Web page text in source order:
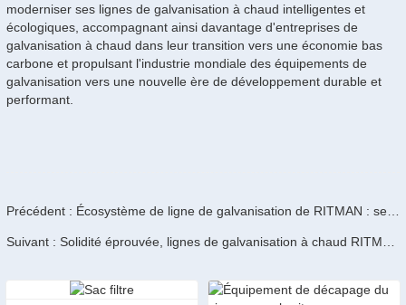
moderniser ses lignes de galvanisation à chaud intelligentes et
écologiques, accompagnant ainsi davantage d'entreprises de
galvanisation à chaud dans leur transition vers une économie bas
carbone et propulsant l'industrie mondiale des équipements de
galvanisation vers une nouvelle ère de développement durable et
performant.